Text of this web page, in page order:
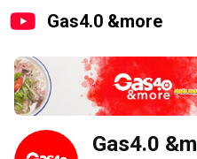
Gas4.0 &more
Gas4.0